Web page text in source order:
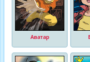
Аватар